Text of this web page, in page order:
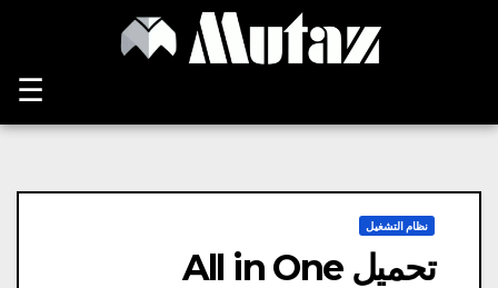
☰
نظام التشغيل
تحميل All in One